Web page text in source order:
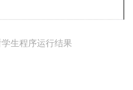
生程序运行结果